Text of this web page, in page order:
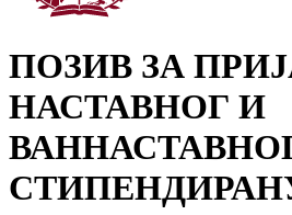
ПОЗИВ ЗА
НАСТАВНОГ И